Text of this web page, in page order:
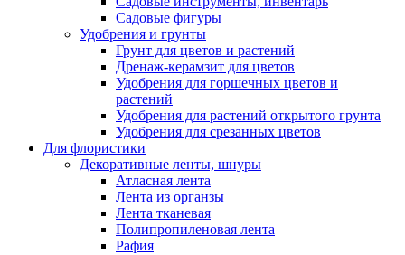
Садовые фигуры
Удобрения и грунты
Грунт для цветов и растений
Дренаж-керамзит для цветов
Удобрения для горшечных цветов и
растений
Удобрения для растений открытого грунта
Удобрения для срезанных цветов
Для флористики
Декоративные ленты, шнуры
Атласная лента
Лента из органзы
Лента тканевая
Полипропиленовая лента
Рафия